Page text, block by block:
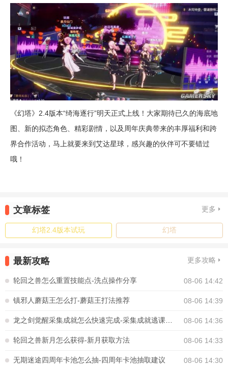
《幻塔》2.4版本“绮海逐行”明天正式上线！大家期待已久的海底地
图、新的拟态角色、精彩剧情，以及周年庆典带来的丰厚福利和跨
界合作活动，马上就要来到艾达星球，感兴趣的伙伴可不要错过
哦！
文章标签 更多
幻塔2.4版本试玩 幻塔
最新攻略 更多攻略
轮回之兽怎么重置技能点-洗点操作分享 08-06 14:42
镇邪人蘑菇王怎么打-蘑菇王打法推荐 08-06 14:39
08-06 14:36
轮回之兽新月怎么获得-新月获取方法 08-06 14:33
无期迷途四周年卡池怎么抽-四周年卡池抽取建议 08-06 14:30